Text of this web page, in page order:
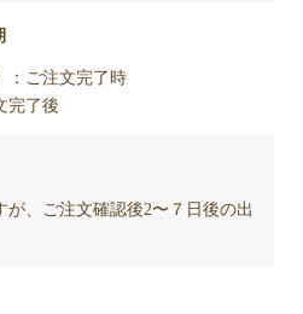
：ご注文完了時
完了後
、ご注文確認後2〜７日後の出